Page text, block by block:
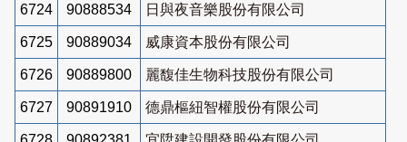
6724 90888534 日與夜音樂股份有限公司
6725 90889034 威康資本股份有限公司
6726 90889800 麗馥佳生物科技股份有限公司
6727 90891910 德鼎樞紐智權股份有限公司